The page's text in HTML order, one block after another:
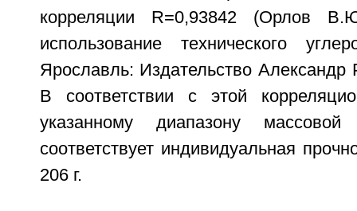
корреляции R=0,93842 (Орлов
использование технического
Ярославль: Издательство Александр
В соответствии с этой
указанному диапазону массовой
соответствует индивидуальная
206 г.